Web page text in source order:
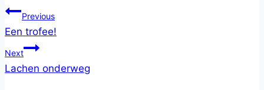
Previous
Een trofee!
Next
Lachen onderweg